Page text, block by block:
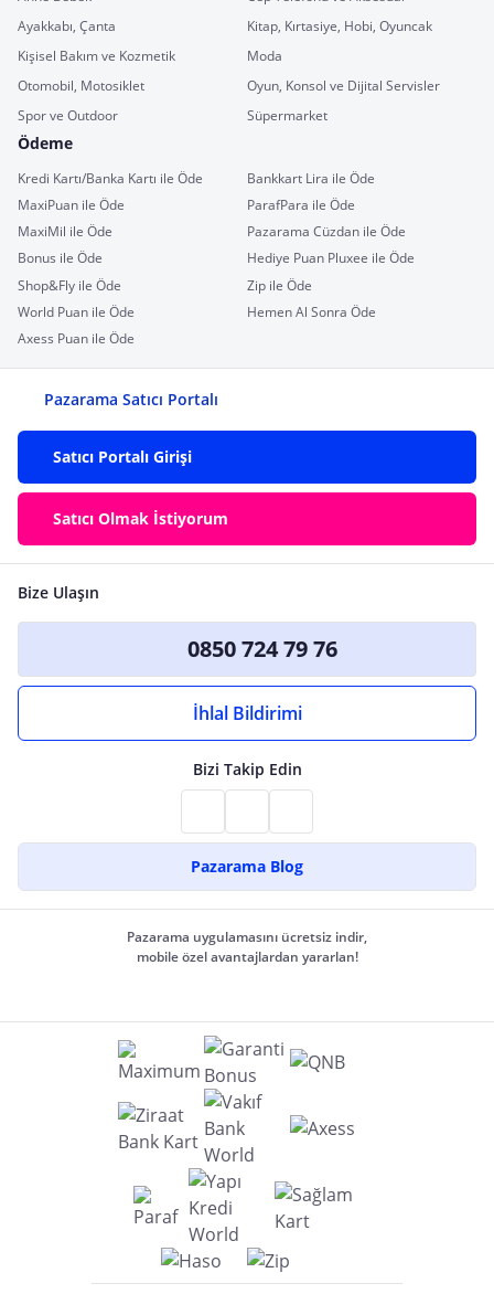
Ayakkabı, Çanta
Kitap, Kırtasiye, Hobi, Oyuncak
Kişisel Bakım ve Kozmetik
Moda
Otomobil, Motosiklet
Oyun, Konsol ve Dijital Servisler
Spor ve Outdoor
Süpermarket
Ödeme
Kredi Kartı/Banka Kartı ile Öde
Bankkart Lira ile Öde
MaxiPuan ile Öde
ParafPara ile Öde
MaxiMil ile Öde
Pazarama Cüzdan ile Öde
Bonus ile Öde
Hediye Puan Pluxee ile Öde
Shop&Fly ile Öde
Zip ile Öde
World Puan ile Öde
Hemen Al Sonra Öde
Axess Puan ile Öde
Pazarama Satıcı Portalı
Satıcı Portalı Girişi
Satıcı Olmak İstiyorum
Bize Ulaşın
0850 724 79 76
İhlal Bildirimi
Bizi Takip Edin
Pazarama Blog
Pazarama uygulamasını ücretsiz indir,
mobile özel avantajlardan yararlan!